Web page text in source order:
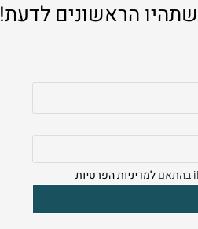
שתהיו הראשונים לדעת!
למדיניות הפרטיות